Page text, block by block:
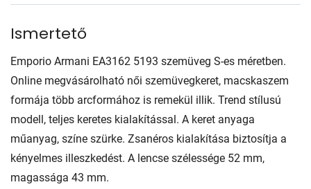
Ismertető
Emporio Armani EA3162 5193 szemüveg S-es méretben.
Online megvásárolható női szemüvegkeret, macskaszem
formája több arcformához is remekül illik. Trend stílusú
modell, teljes keretes kialakítással. A keret anyaga
műanyag, színe szürke. Zsanéros kialakítása biztosítja a
kényelmes illeszkedést. A lencse szélessége 52 mm,
magassága 43 mm.